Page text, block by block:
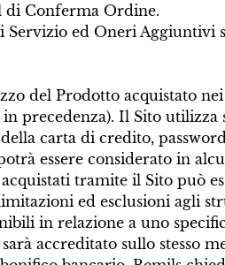
di Conferma Ordine.
Servizio ed Oneri Aggiuntivi
del Prodotto acquistato
precedenza). Il Sito
carta di credito,
essere considerato in
tramite il Sito può
ed esclusioni agli
in relazione a uno
accreditato sullo stesso